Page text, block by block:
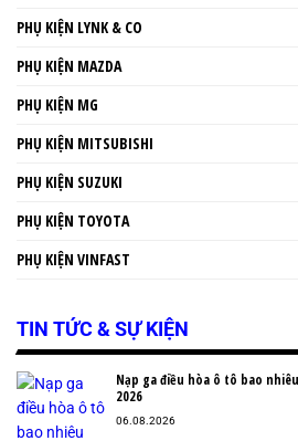
PHỤ KIỆN LYNK & CO
PHỤ KIỆN MAZDA
PHỤ KIỆN MG
PHỤ KIỆN MITSUBISHI
PHỤ KIỆN SUZUKI
PHỤ KIỆN TOYOTA
PHỤ KIỆN VINFAST
TIN TỨC & SỰ KIỆN
Nạp ga điều hòa ô tô bao
2026
06.08.2026